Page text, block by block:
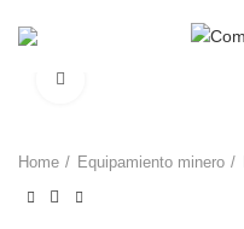
Home Equipamiento minero